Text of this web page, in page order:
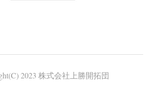
2023 株式会社上勝開拓団